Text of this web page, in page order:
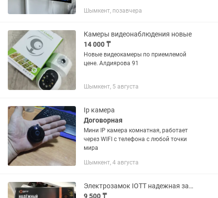
Записывают голос
Шымкент, позавчера
Камеры видеонаблюдения новые
14 000 ₸
Новые видеокамеры по приемлемой
цене. Алдиярова 91
Шымкент, 5 августа
Ip камера
Договорная
Мини IP камера комнатная, работает
через WIFI с телефона с любой точки
мира
Шымкент, 4 августа
Электрозамок IOTT надежная защита вашего дома
9 500 ₸